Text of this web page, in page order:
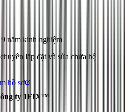
9 năm kinh nghiệm
lắp đặt và sửa chữa hệ
hồ sơ
ty 1FIX™